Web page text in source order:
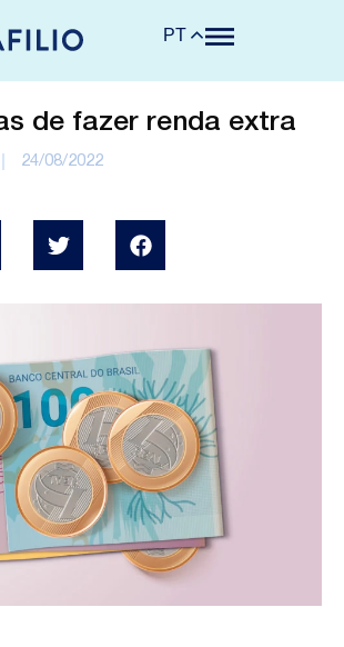
PT
de fazer renda extra
24/08/2022